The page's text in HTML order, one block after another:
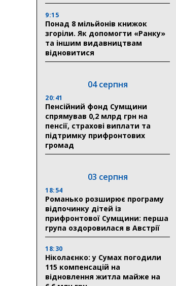
9:15
Понад 8 мільйонів книжок
згоріли. Як допомогти «Ранку»
та іншим видавництвам
відновитися
04 серпня
20:41
Пенсійний фонд Сумщини
спрямував 0,2 млрд грн на
пенсії, страхові виплати та
підтримку прифронтових
громад
03 серпня
18:54
Романько розширює програму
відпочинку дітей із
прифронтової Сумщини: перша
група оздоровилася в Австрії
18:30
Ніколаєнко: у Сумах погодили
115 компенсацій на
відновлення житла майже на